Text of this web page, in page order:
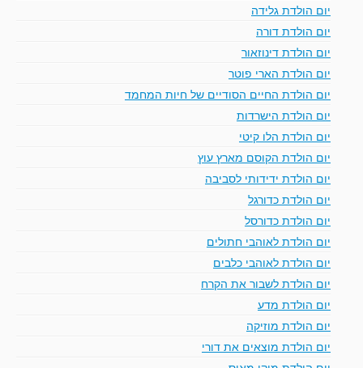
יום הולדת גלידה
יום הולדת דורה
יום הולדת דינוזאור
יום הולדת הארי פוטר
יום הולדת החיים הסודיים של חיות המחמד
יום הולדת הישרדות
יום הולדת הלו קיטי
יום הולדת הקוסם מארץ עוץ
יום הולדת ידידותי לסביבה
יום הולדת כדורגל
יום הולדת כדורסל
יום הולדת לאוהבי חתולים
יום הולדת לאוהבי כלבים
יום הולדת לשבור את הקרח
יום הולדת מדע
יום הולדת מוזיקה
יום הולדת מוצאים את דורי